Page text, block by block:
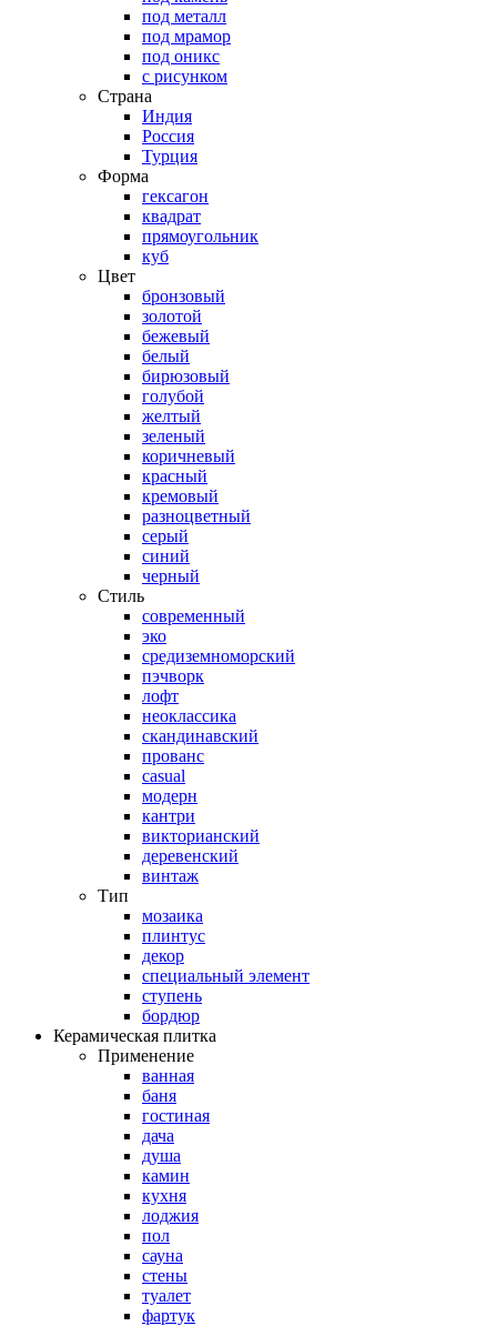
под металл
под мрамор
под оникс
с рисунком
Страна
Индия
Россия
Турция
Форма
гексагон
квадрат
прямоугольник
куб
Цвет
бронзовый
золотой
бежевый
белый
бирюзовый
голубой
желтый
зеленый
коричневый
красный
кремовый
разноцветный
серый
синий
черный
Стиль
современный
эко
средиземноморский
пэчворк
лофт
неоклассика
скандинавский
прованс
casual
модерн
кантри
викторианский
деревенский
винтаж
Тип
мозаика
плинтус
декор
специальный элемент
ступень
бордюр
Керамическая плитка
Применение
ванная
баня
гостиная
дача
душа
камин
кухня
лоджия
пол
сауна
стены
туалет
фартук